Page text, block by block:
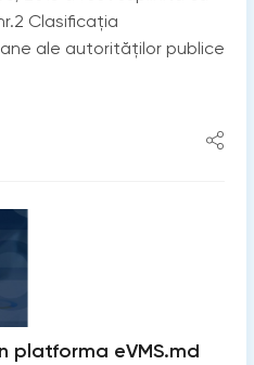
Clasificația
ale autorităților publice
platforma eVMS.md